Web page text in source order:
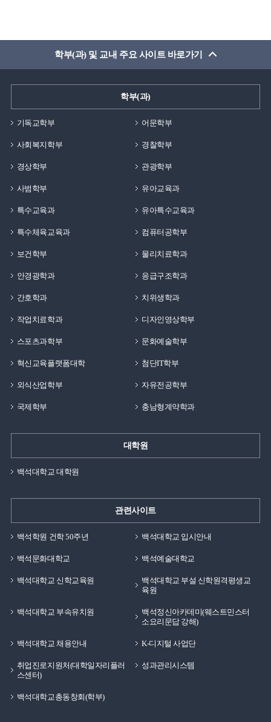
학부(과) 및 교내 주요 사이트 바로가기
학부(과)
기독교학부 어문학부
사회복지학부 경찰학부
경상학부 관광학부
사범학부 유아교육과
특수교육과 유아특수교육과
특수체육교육과 컴퓨터공학부
보건학부 물리치료학과
안경광학과 응급구조학과
간호학과 치위생학과
작업치료학과 디자인영상학부
스포츠과학부 문화예술학부
혁신교육플랫폼대학 첨단IT학부
외식산업학부 자유전공학부
국제학부 충남형계약학과
대학원
백석대학교 대학원
관련사이트
백석학원 건학 50주년 백석대학교 입시안내
백석문화대학교 백석예술대학교
백석대학교 신학교육원
백석대학교 부설 신학원격평생교
육원
백석대학교 부속유치원
백석정신아카데미(웨스트민스터
소요리문답 강해)
백석대학교 채용안내 K-디지털 사업단
취업진로지원처(대학일자리플러
스센터)
성과관리시스템
백석대학교총동창회(학부)